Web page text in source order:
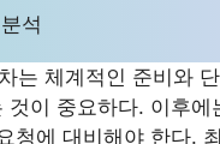
석
는 체계적인 준비와
것이 중요하다. 이후
청에 대비해야 한다.